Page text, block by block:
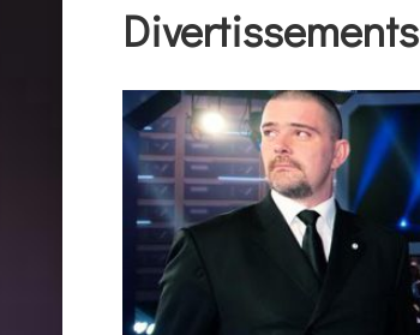
Divertissements